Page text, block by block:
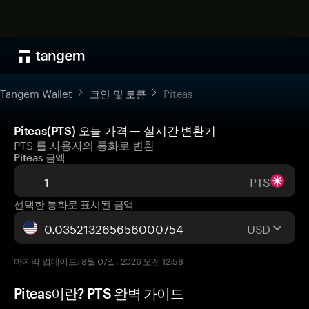
Tangem Wallet 코인 및 토큰 Piteas
Piteas(PTS) 오늘 가격 — 실시간 변환기
PTS 를 사용자의 통화로 변환
Piteas 금액
PTS
선택한 통화로 표시된 금액
USD
마지막 업데이트: 8월 07일, 2026 오전 12:58
Piteas이란? PTS 완벽 가이드